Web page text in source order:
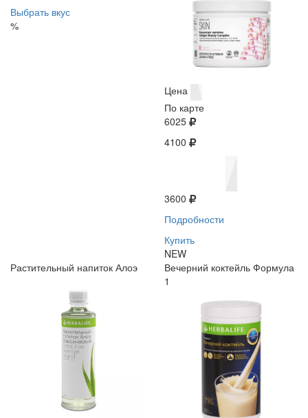
Выбрать вкус
%
Цена
По карте
6025
4100
3600
Подробности
Купить
NEW
Растительный напиток Алоэ
Вечерний коктейль Формула
1